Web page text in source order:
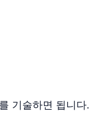
기술하면 됩니다.